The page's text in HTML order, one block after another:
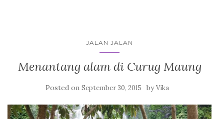
JALAN JALAN
Menantang alam di Curug Maung
Posted on September 30, 2015 byVika